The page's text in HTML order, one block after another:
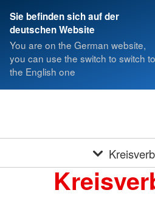
Sie befinden sich auf der
deutschen Website
You are on the German website,
you can use the switch to switch to
the English one